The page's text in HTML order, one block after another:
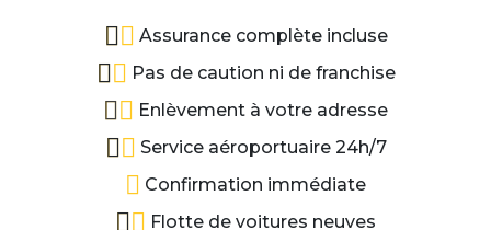
Assurance complète incluse
Pas de caution ni de franchise
Enlèvement à votre adresse
Service aéroportuaire 24h/7
Confirmation immédiate
Flotte de voitures neuves